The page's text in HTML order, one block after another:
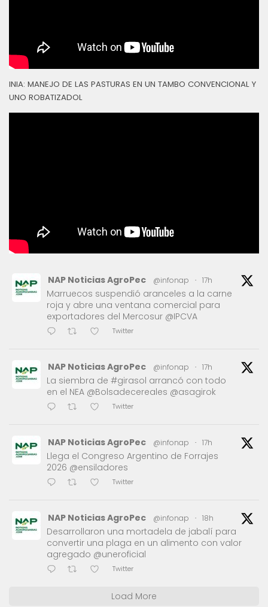
INIA: MANEJO DE LAS PASTURAS EN UN TAMBO CONVENCIONAL Y
UNO ROBATIZADOL
NAP Noticias AgroPec @infonap · 17h
Marruecos suspendió aranceles a la carne
roja y abre una ventana comercial para
exportadores del Mercosur @IPCVA
Twitter
NAP Noticias AgroPec @infonap · 17h
La siembra de #girasol arrancó con todo
en el NEA @Bolsadecereales @asagirok
Twitter
NAP Noticias AgroPec @infonap · 17h
Llega el Congreso Argentino de Forrajes
2026 @ensiladores
Twitter
NAP Noticias AgroPec @infonap · 18h
Desarrollaron una mortadela de jabalí para
convertir una plaga en un alimento con valor
agregado @uneroficial
Twitter
Load More